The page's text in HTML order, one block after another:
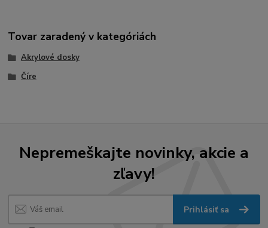
Tovar zaradený v kategóriách
Akrylové dosky
Číre
Nepremeškajte novinky, akcie a
zľavy!
Prihlásiť sa